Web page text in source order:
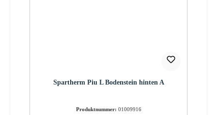
Spartherm Piu L Bodenstein hinten A
Produktnummer: 01009916